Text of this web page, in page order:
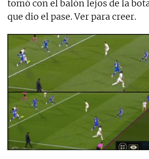
tomó con el balón lejos de la
que dio el pase. Ver para creer.